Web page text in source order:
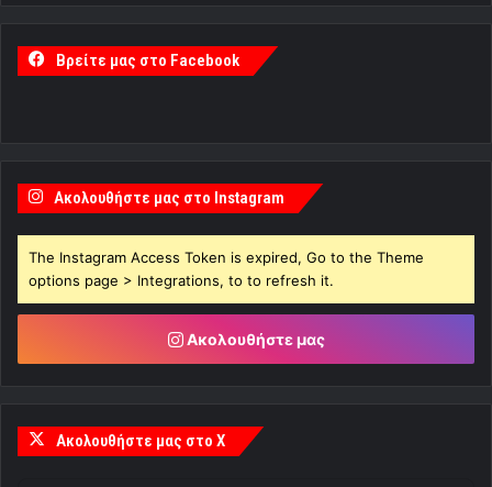
Βρείτε μας στο Facebook
Ακολουθήστε μας στο Instagram
The Instagram Access Token is expired, Go to the Theme
options page > Integrations, to to refresh it.
Ακολουθήστε μας
Ακολουθήστε μας στο X